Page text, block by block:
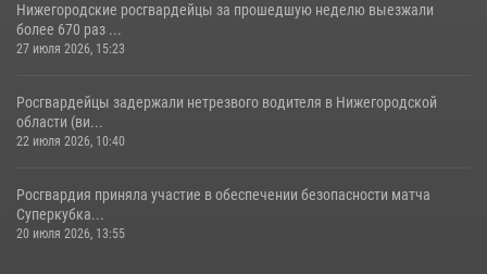
Нижегородские росгвардейцы за прошедшую неделю выезжали
более 670 раз ...
27 июля 2026, 15:23
Росгвардейцы задержали нетрезвого водителя в Нижегородской
области (ви...
22 июля 2026, 10:40
Росгвардия приняла участие в обеспечении безопасности матча
Суперкубка...
20 июля 2026, 13:55